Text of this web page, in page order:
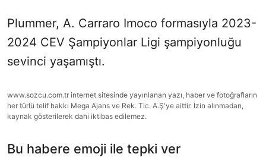
Plummer, A. Carraro Imoco formasıyla 2023-
2024 CEV Şampiyonlar Ligi şampiyonluğu
sevinci yaşamıştı.
www.sozcu.com.tr internet sitesinde yayınlanan yazı, haber ve fotoğrafların
her türlü telif hakkı Mega Ajans ve Rek. Tic. A.Ş'ye aittir. İzin alınmadan,
kaynak gösterilerek dahi iktibas edilemez.
Bu habere emoji ile tepki ver